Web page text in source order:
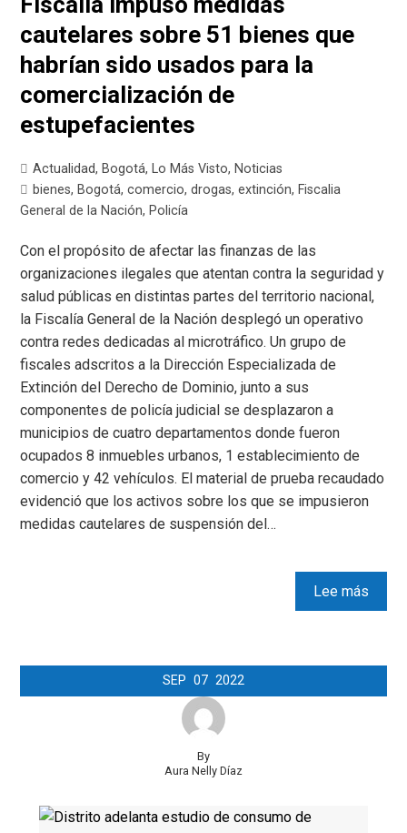
cautelares sobre 51 bienes que
habrían sido usados para la
comercialización de
estupefacientes
Actualidad, Bogotá, Lo Más Visto, Noticias
bienes, Bogotá,comercio,drogas,extinción, Fiscalia
General de la Nación, Policía
Con el propósito de afectar las finanzas de las
organizaciones ilegales que atentan contra la seguridad y
salud públicas en distintas partes del territorio nacional,
la Fiscalía General de la Nación desplegó un operativo
contra redes dedicadas al microtráfico. Un grupo de
fiscales adscritos a la Dirección Especializada de
Extinción del Derecho de Dominio, junto a sus
componentes de policía judicial se desplazaron a
municipios de cuatro departamentos donde fueron
ocupados 8 inmuebles urbanos, 1 establecimiento de
comercio y 42 vehículos. El material de prueba recaudado
evidenció que los activos sobre los que se impusieron
medidas cautelares de suspensión del…
Lee más
SEP 07 2022
By
Aura Nelly Díaz